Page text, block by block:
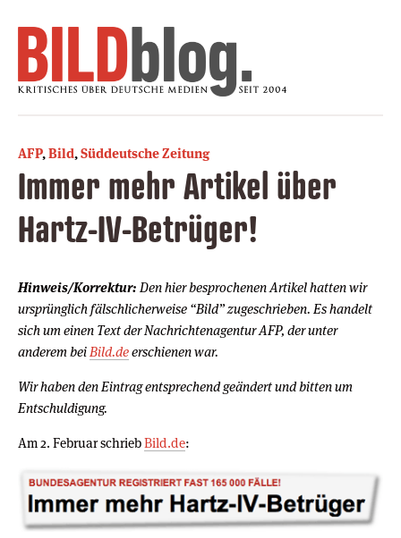
AFP,Bild,Süddeutsche Zeitung
Immer mehr Artikel über
Hartz-IV-Betrüger!
Hinweis/Korrektur: Den hier besprochenen Artikel hatten wir
ursprünglich fälschlicherweise “Bild” zugeschrieben. Es handelt
sich um einen Text der Nachrichtenagentur AFP, der unter
anderem bei Bild.deerschienen war.
Wir haben den Eintrag entsprechend geändert und bitten um
Entschuldigung.
Am 2. Februar schriebBild.de: